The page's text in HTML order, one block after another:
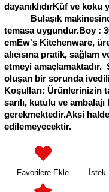
dayanıklıdırKüf ve
Bulaşık makinesinde
temasa uygundur.Boy :
cmEw's Kitchenware,
alıcısına pratik,
etmeyi amaçlamaktadır.
oluşan bir sorunda
Koşulları: Ürünlerinizin
sarılı, kutulu ve
gerekmektedir.Aksi
edilemeyecektir.
Favorilere Ekle İstek